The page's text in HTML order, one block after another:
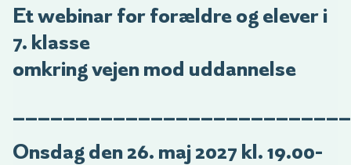
Et webinar for forældre og elever i
7. klasse
omkring vejen mod uddannelse
Onsdag den 26. maj 2027 kl. 19.00-